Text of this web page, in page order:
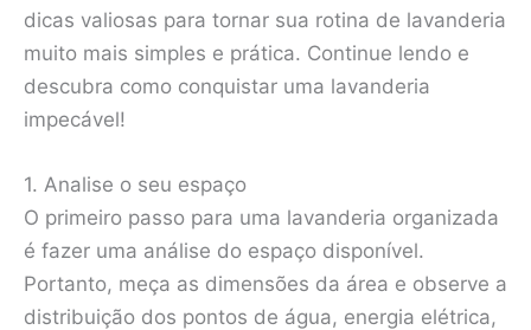
dicas valiosas para tornar sua rotina de lavanderia
muito mais simples e prática. Continue lendo e
descubra como conquistar uma lavanderia
impecável!
1. Analise o seu espaço
O primeiro passo para uma lavanderia organizada
é fazer uma análise do espaço disponível.
Portanto, meça as dimensões da área e observe a
distribuição dos pontos de água, energia elétrica,